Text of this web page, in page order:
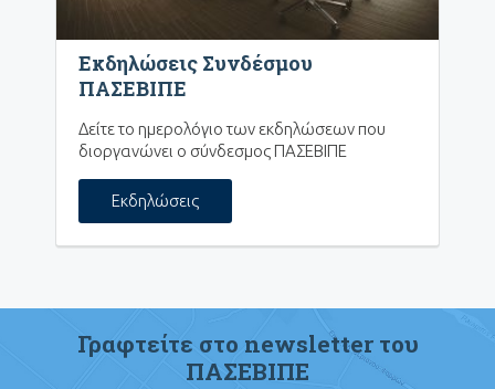
Εκδηλώσεις Συνδέσμου
ΠΑΣΕΒΙΠΕ
Δείτε το ημερολόγιο των εκδηλώσεων που
διοργανώνει ο σύνδεσμος ΠΑΣΕΒΙΠΕ
Εκδηλώσεις
Γραφτείτε στο newsletter του
ΠΑΣΕΒΙΠΕ